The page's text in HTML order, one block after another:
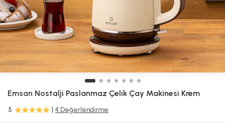
Emsan Nostalji Paslanmaz Çelik Çay Makinesi Krem
5 4 Değerlendirme